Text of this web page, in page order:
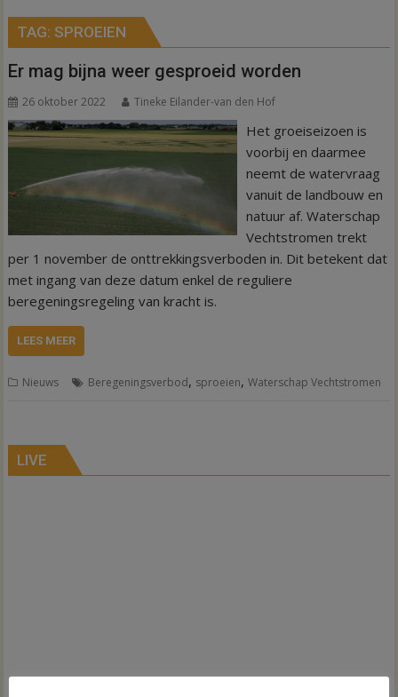
TAG:SPROEIEN
Er mag bijna weer gesproeid worden
26 oktober 2022 Tineke Eilander-van den Hof
Het groeiseizoen is
voorbij en daarmee
neemt de watervraag
vanuit de landbouw en
natuur af. Waterschap
Vechtstromen trekt
per 1 november de onttrekkingsverboden in. Dit betekent dat
met ingang van deze datum enkel de reguliere
beregeningsregeling van kracht is.
LEES MEER
Nieuws Beregeningsverbod, sproeien,Waterschap Vechtstromen
LIVE